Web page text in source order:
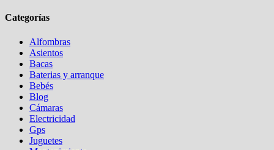
Categorías
Alfombras
Asientos
Bacas
Baterias y arranque
Bebés
Blog
Cámaras
Electricidad
Gps
Juguetes